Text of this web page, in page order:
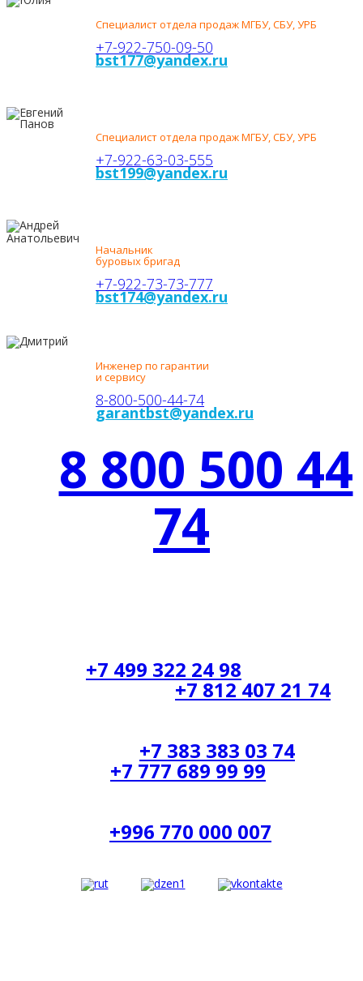
Специалист отдела продаж МГБУ, СБУ, УРБ
+7-922-750-09-50
bst177@yandex.ru
Специалист отдела продаж МГБУ, СБУ, УРБ
+7-922-63-03-555
bst199@yandex.ru
Начальник
буровых бригад
+7-922-73-73-777
bst174@yandex.ru
Инженер по гарантии
и сервису
8-800-500-44-74
garantbst@yandex.ru
8 800 500 44
74
+7 499 322 24 98
Санкт-Петербург:+7 812 407 21 74
+7 383 383 03 74
+7 777 689 99 99
+996 770 000 007